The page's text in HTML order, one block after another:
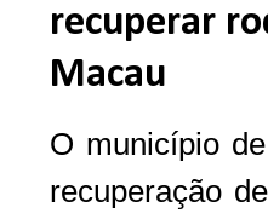
recuperar
Macau
O município
recuperação